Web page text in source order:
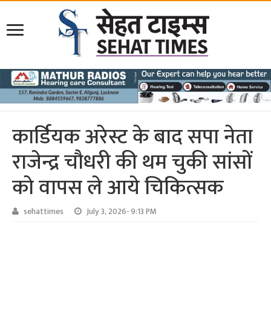
कार्डियक अरेस्ट के बाद सपा नेता
राजेन्द्र चौधरी की थम चुकी सांसों
को वापस ले आये चिकित्सक
sehattimes July 3, 2026- 9:13 PM